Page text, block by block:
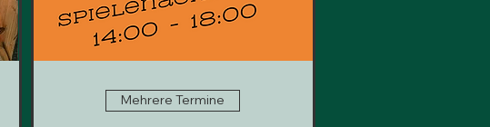
Mehrere Termine